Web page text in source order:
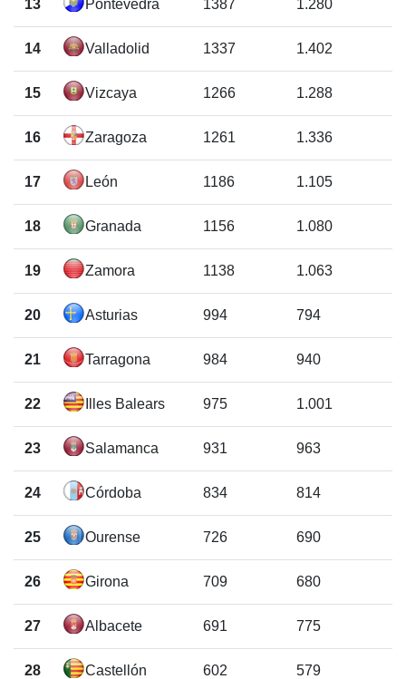
13 Pontevedra 1387 1.280
14 Valladolid 1337 1.402
15 Vizcaya 1266 1.288
16 Zaragoza 1261 1.336
17 León 1186 1.105
18 Granada 1156 1.080
19 Zamora 1138 1.063
20 Asturias 994 794
21 Tarragona 984 940
22 Illes Balears 975 1.001
23 Salamanca 931 963
24 Córdoba 834 814
25 Ourense 726 690
26 Girona 709 680
27 Albacete 691 775
28 Castellón 602 579